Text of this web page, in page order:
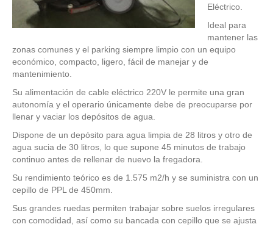
Eléctrico.
Ideal para
mantener las
zonas comunes y el parking siempre limpio con un equipo
económico, compacto, ligero, fácil de manejar y de
mantenimiento.
Su alimentación de cable eléctrico 220V le permite una gran
autonomía y el operario únicamente debe de preocuparse por
llenar y vaciar los depósitos de agua.
Dispone de un depósito para agua limpia de 28 litros y otro de
agua sucia de 30 litros, lo que supone 45 minutos de trabajo
continuo antes de rellenar de nuevo la fregadora.
Su rendimiento teórico es de 1.575 m2/h y se suministra con un
cepillo de PPL de 450mm.
Sus grandes ruedas permiten trabajar sobre suelos irregulares
con comodidad, así como su bancada con cepillo que se ajusta